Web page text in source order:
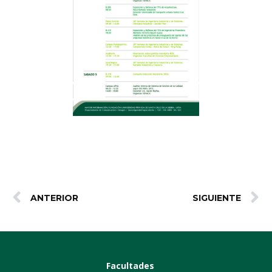
ANTERIOR SIGUIENTE
Facultades